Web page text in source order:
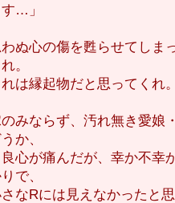
…」
ぬ心の傷を甦らせてしま
。
れは縁起物だと思ってくれ
みならず、汚れ無き愛娘
か、
良心が痛んだが、幸か不幸
で、
なRには見えなかったと